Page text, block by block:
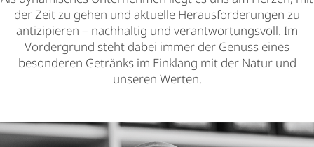
der Zeit zu gehen und aktuelle Herausforderungen zu
antizipieren – nachhaltig und verantwortungsvoll. Im
Vordergrund steht dabei immer der Genuss eines
besonderen Getränks im Einklang mit der Natur und
unseren Werten.